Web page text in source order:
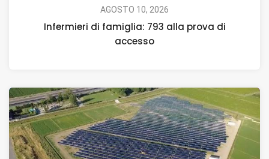
AGOSTO 10, 2026
Infermieri di famiglia: 793 alla prova di
accesso